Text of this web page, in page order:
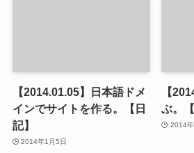
【2014.01.05】日本語ドメ
インでサイトを作る。【日
記】
2014年1月5日
【
ぶ。
2014